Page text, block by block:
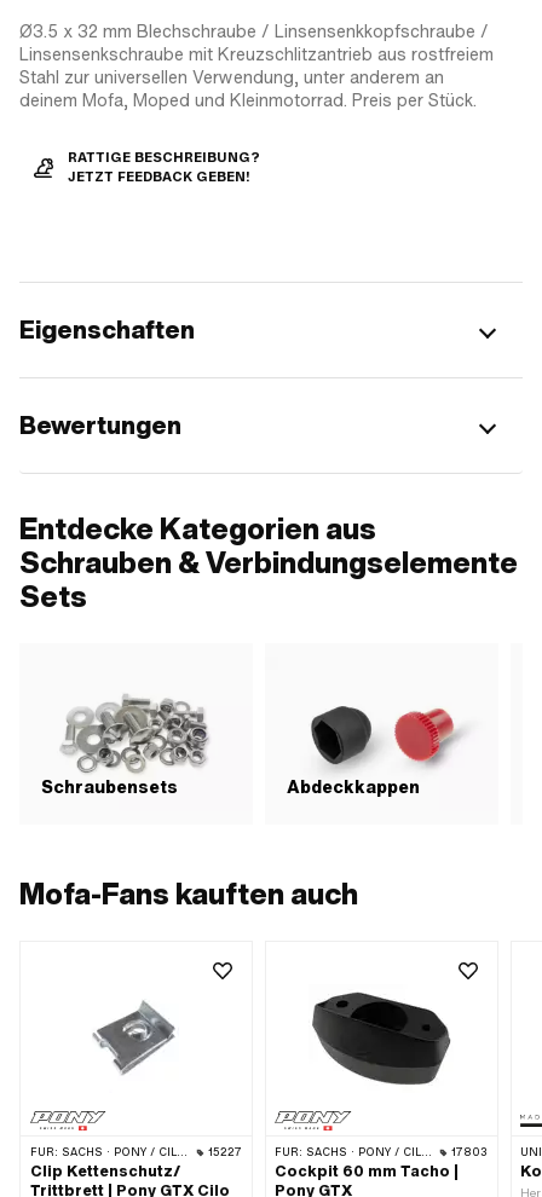
Ø3.5 x 32 mm Blechschraube / Linsensenkkopfschraube /
Linsensenkschraube mit Kreuzschlitzantrieb aus rostfreiem
Stahl zur universellen Verwendung, unter anderem an
deinem Mofa, Moped und Kleinmotorrad. Preis per Stück.
RATTIGE BESCHREIBUNG?
JETZT FEEDBACK GEBEN!
Eigenschaften
Bewertungen
Entdecke Kategorien aus
Schrauben & Verbindungselemente
Sets
Schraubensets Abdeckkappen
Mofa-Fans kauften auch
FÜR: SACHS · PONY / CILO (BETA 521 & 512) 15227
Clip Kettenschutz/
Trittbrett | Pony GTX Cilo
FÜR: SACHS · PONY / CILO (BETA 521 & 512) 17803
Cockpit 60 mm Tacho |
Pony GTX